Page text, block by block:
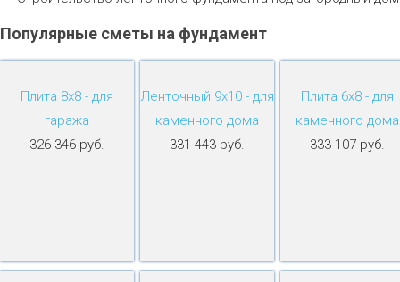
Популярные сметы на фундамент
Плита 8х8 - для
гаража
326 346 руб.
Ленточный 9х10 - для
каменного дома
331 443 руб.
Плита 6х8 - для
каменного дома
333 107 руб.